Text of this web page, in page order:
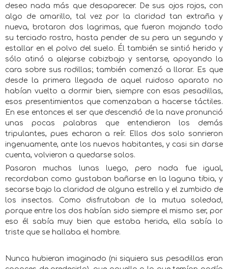
deseo nada más que desaparecer. De sus ojos rojos, con
algo de amarillo, tal vez por la claridad tan extraña y
nueva, brotaron dos lagrimas, que fueron mojando todo
su terciado rostro, hasta pender de su pera un segundo y
estallar en el polvo del suelo. Él también se sintió herido y
sólo atinó a alejarse cabizbajo y sentarse, apoyando la
cara sobre sus rodillas; también comenzó a llorar. Es que
desde la primera llegada de aquel ruidoso aparato no
habían vuelto a dormir bien, siempre con esas pesadillas,
esos presentimientos que comenzaban a hacerse táctiles.
En ese entonces el ser que descendió de la nave pronunció
unas pocas palabras que entendieron los demás
tripulantes, pues echaron a reír. Ellos dos solo sonrieron
ingenuamente, ante los nuevos habitantes, y casi sin darse
cuenta, volvieron a quedarse solos.
Pasaron muchas lunas luego, pero nada fue igual,
recordaban como gustaban bañarse en la laguna tibia, y
secarse bajo la claridad de alguna estrella y el zumbido de
los insectos. Como disfrutaban de la mutua soledad,
porque entre los dos habían sido siempre el mismo ser, por
eso él sabía muy bien que estaba herida, ella sabía lo
triste que se hallaba el hombre.
Nunca hubieran imaginado (ni siquiera sus pesadillas eran